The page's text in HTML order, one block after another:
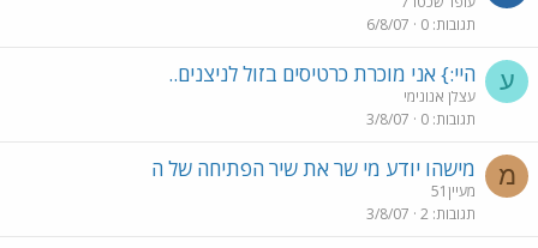
תגובות 0
6/8/07
ע היי:} אני מוכרת כרטיסים בזול לניצנים..
עצלן אנונימי
תגובות 0
3/8/07
מ מישהו יודע מי שר את שיר הפתיחה של ה
מעיין51
תגובות 2
3/8/07